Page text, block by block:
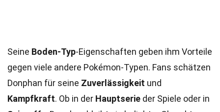
Seine Boden-Typ-Eigenschaften geben ihm Vorteile
gegen viele andere Pokémon-Typen. Fans schätzen
Donphan für seine Zuverlässigkeit und
Kampfkraft. Ob in der Hauptserie der Spiele oder in